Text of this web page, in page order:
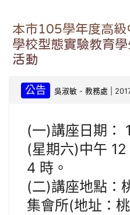
本市105學年度高級
學校型態實驗教育
活動
公告 吳淑敏 -教務處 |
(一)講座日期：
(星期六)中午
4 時。
(二)講座地點：
集會所(地址：